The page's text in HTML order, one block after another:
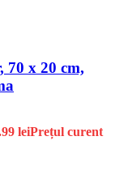
70 x 20 cm,
leiPrețul curent